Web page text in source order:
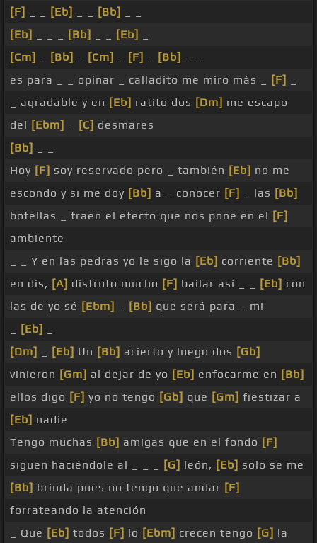
[F] [Eb] [Bb]
[Eb]
[Bb] [Eb]
[Cm]
[Bb] [Cm] [F] [Bb]
es para _ _ opinar _ calladito me miro más _
[F]
_ agradable y en [Eb] ratito dos [Dm] me escapo
del [Ebm] [C] desmares
[Bb]
Hoy [F] soy reservado pero _ también [Eb] no me
escondo y si me doy [Bb] a _ conocer [F] _ las [Bb]
botellas _ traen el efecto que nos pone en el [F]
ambiente
_ _ Y en las pedras yo le sigo la [Eb] corriente [Bb]
en dis, [A] disfruto mucho [F] bailar así _ _ [Eb] con
las de yo sé [Ebm] [Bb] que será para _ mi
[Eb]
[Dm]
[Eb] Un [Bb] acierto y luego dos [Gb]
vinieron [Gm] al dejar de yo [Eb] enfocarme en [Bb]
ellos digo [F] yo no tengo [Gb] que [Gm] fiestizar a
[Eb] nadie
Tengo muchas [Bb] amigas que en el fondo [F]
siguen haciéndole al _ _ _
[G] león, [Eb] solo se me
[Bb] brinda pues no tengo que andar [F]
forrateando la atención
_ Que [Eb] todos [F] lo [Ebm] crecen tengo [G] la